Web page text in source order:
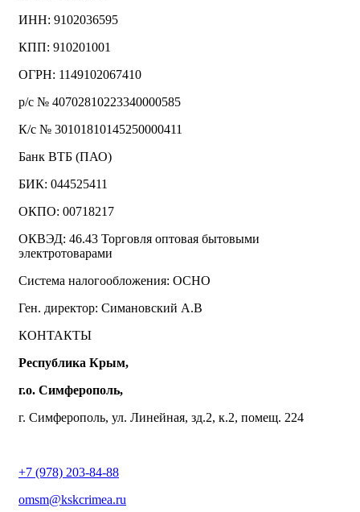
ИНН: 9102036595
КПП: 910201001
ОГРН: 1149102067410
р/с № 40702810223340000585
К/с № 30101810145250000411
Банк ВТБ (ПАО)
БИК: 044525411
ОКПО: 00718217
ОКВЭД: 46.43 Торговля оптовая бытовыми
электротоварами
Система налогообложения: ОСНО
Ген. директор: Симановский А.В
КОНТАКТЫ
Республика Крым,
г.о. Симферополь,
г. Симферополь, ул. Линейная, зд.2, к.2, помещ. 224
+7 (978) 203-84-88
omsm@kskcrimea.ru